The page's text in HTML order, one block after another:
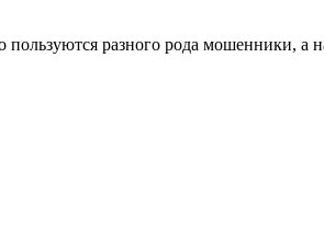
пользуются разного рода мошенники,